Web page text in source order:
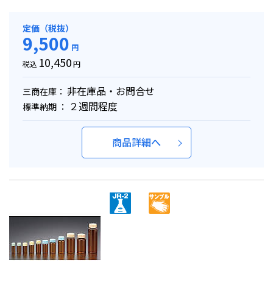
定価（税抜）
9,500 円
税込 10,450円
三商在庫： 非在庫品・お問合せ
標準納期 ： ２週間程度
商品詳細へ